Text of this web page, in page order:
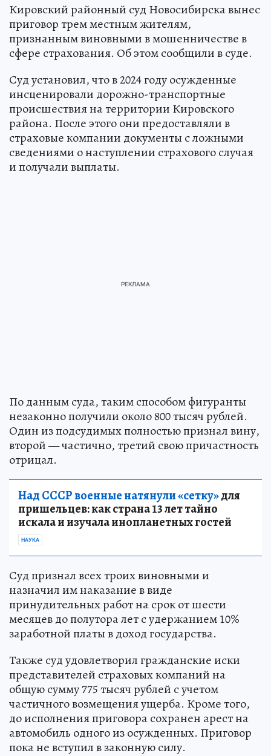
Кировский районный суд Новосибирска вынес
приговор трем местным жителям,
признанным виновными в мошенничестве в
сфере страхования. Об этом сообщили в суде.
Суд установил, что в 2024 году осужденные
инсценировали дорожно-транспортные
происшествия на территории Кировского
района. После этого они предоставляли в
страховые компании документы с ложными
сведениями о наступлении страхового случая
и получали выплаты.
По данным суда, таким способом фигуранты
незаконно получили около 800 тысяч рублей.
Один из подсудимых полностью признал вину,
второй — частично, третий свою причастность
отрицал.
Над СССР военные натянули «сетку»для
пришельцев: как страна 13 лет тайно
искала и изучала инопланетных гостей
НАУКА
Суд признал всех троих виновными и
назначил им наказание в виде
принудительных работ на срок от шести
месяцев до полутора лет с удержанием 10%
заработной платы в доход государства.
Также суд удовлетворил гражданские иски
представителей страховых компаний на
общую сумму 775 тысяч рублей с учетом
частичного возмещения ущерба. Кроме того,
до исполнения приговора сохранен арест на
автомобиль одного из осужденных. Приговор
пока не вступил в законную силу.